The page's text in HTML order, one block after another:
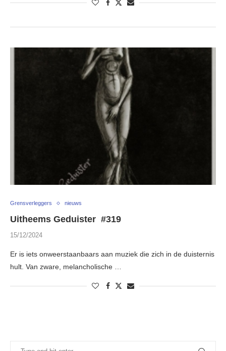
Grensverleggers nieuws
Uitheems Geduister #319
15/12/2024
Er is iets onweerstaanbaars aan muziek die zich in de duisternis
hult. Van zware, melancholische …